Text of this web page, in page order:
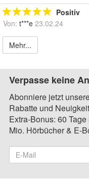
Positiv
Von: t***e 23.02.24
Mehr...
Verpasse keine
Abonniere jetzt
Rabatte und
Extra-Bonus: 60
Mio. Hörbücher & E-